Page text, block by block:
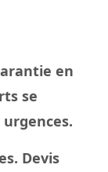
en
se
Devis